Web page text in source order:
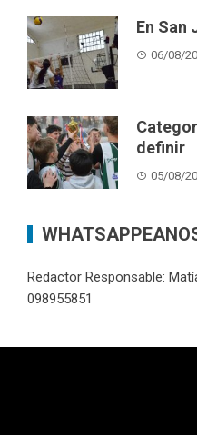
En San
06/08/
definir
05/08/
Redactor Responsable:
098955851